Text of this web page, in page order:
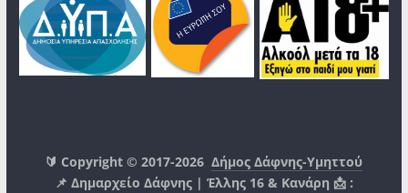
🔰 Copyright © 2017-2026Δήμος Δάφνης-Υμηττού
📌 Δημαρχείο Δάφνης | Έλλης 16 & Κανάρη 📩 :